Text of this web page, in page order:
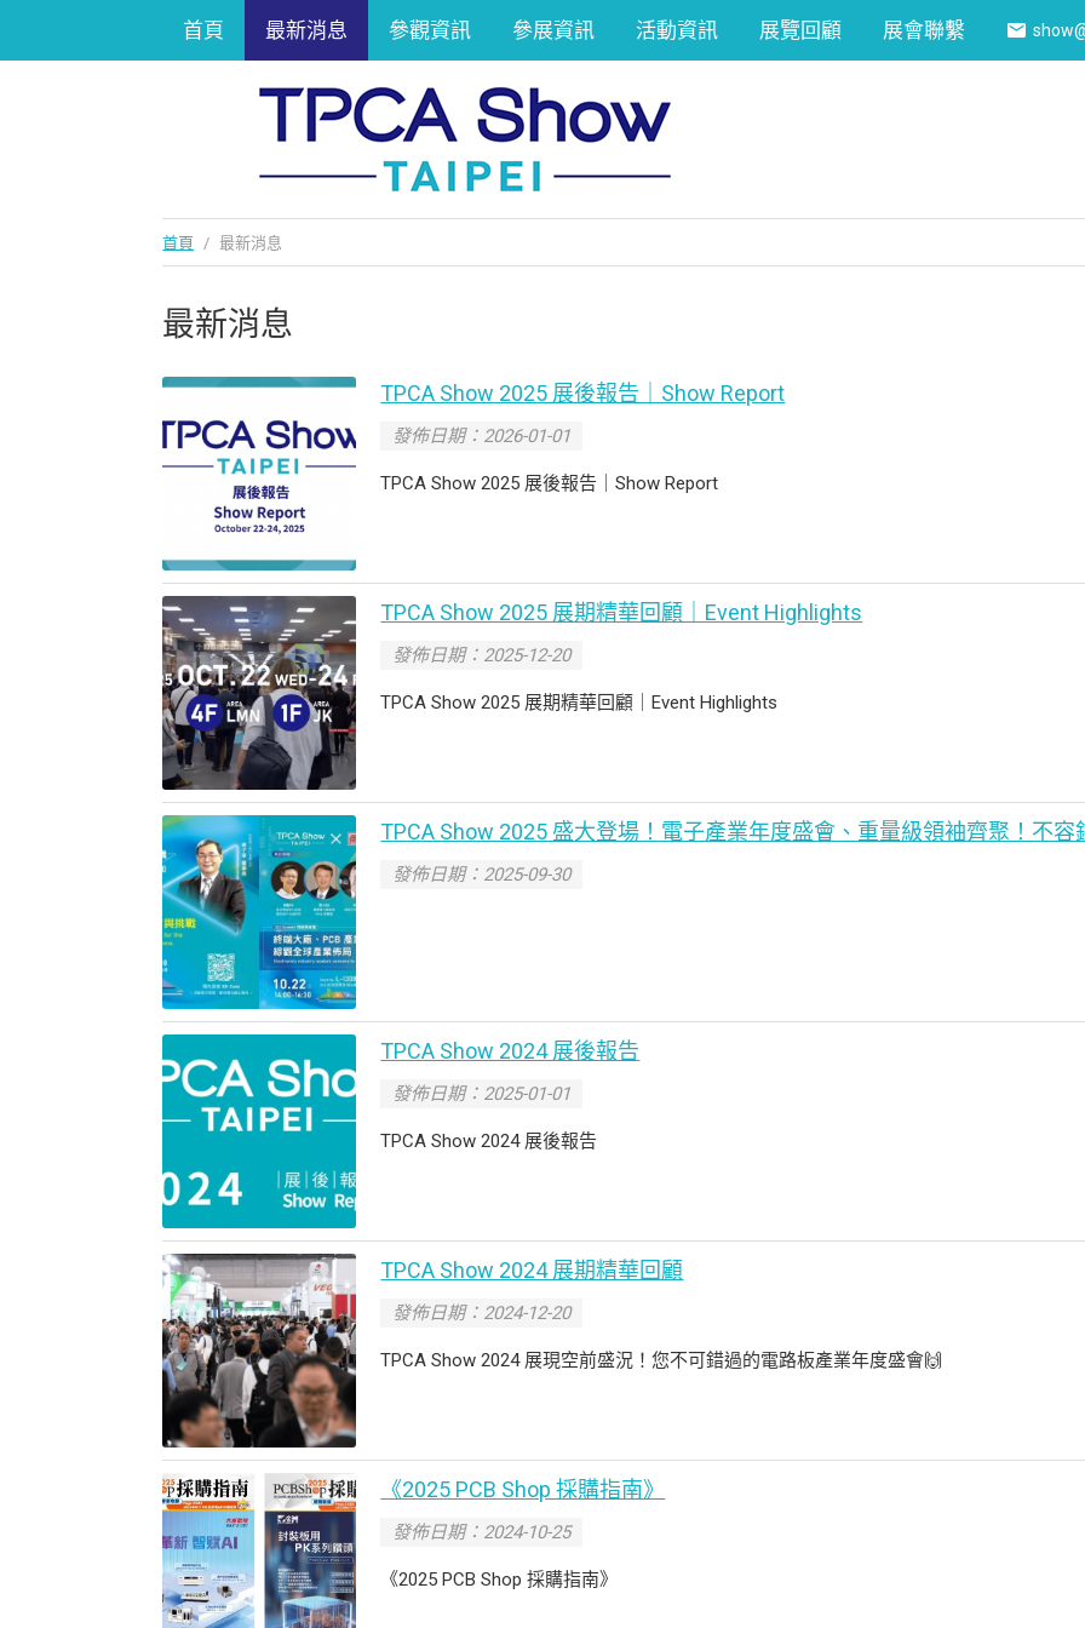
首頁 最新消息 參觀資訊 參展資訊 活動資訊 展覽回顧 展會聯繫
首頁 / 最新消息
最新消息
TPCA Show 2025 展後報告｜Show Report
發佈日期：2026-01-01
TPCA Show 2025 展後報告｜Show Report
TPCA Show 2025 展期精華回顧｜Event Highlights
發佈日期：2025-12-20
TPCA Show 2025 展期精華回顧｜Event Highlights
TPCA Show 2025 盛大登場！電子產業年度盛會、重量級領袖齊聚！不容
發佈日期：2025-09-30
TPCA Show 2024 展後報告
發佈日期：2025-01-01
TPCA Show 2024 展後報告
TPCA Show 2024 展期精華回顧
發佈日期：2024-12-20
TPCA Show 2024 展現空前盛況！您不可錯過的電路板產業年度盛會🙌
《2025 PCB Shop 採購指南》
發佈日期：2024-10-25
《2025 PCB Shop 採購指南》